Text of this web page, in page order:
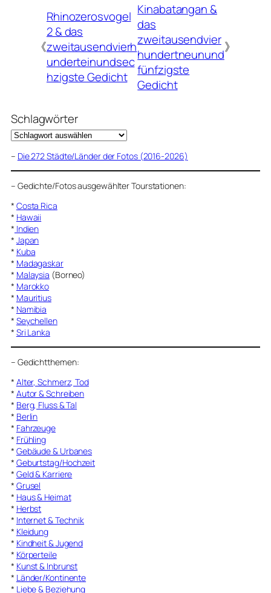
《
Rhinozerosvogel
2 & das
zweitausendvierh
underteinundsec
hzigste Gedicht
Kinabatangan &
das
zweitausendvier
hundertneunund
fünfzigste
Gedicht
》
Schlagwörter
– Die 272 Städte/Länder der Fotos (2016-2026)
– Gedichte/Fotos ausgewählter Tourstationen:
* Costa Rica
* Hawaii
* Indien
* Japan
* Kuba
* Madagaskar
* Malaysia (Borneo)
* Marokko
* Mauritius
* Namibia
* Seychellen
* Sri Lanka
– Gedichtthemen:
* Alter, Schmerz, Tod
* Autor & Schreiben
* Berg, Fluss & Tal
* Berlin
* Fahrzeuge
* Frühling
* Gebäude & Urbanes
* Geburtstag/Hochzeit
* Geld & Karriere
* Grusel
* Haus & Heimat
* Herbst
* Internet & Technik
* Kleidung
* Kindheit & Jugend
* Körperteile
* Kunst & Inbrunst
* Länder/Kontinente
* Liebe & Beziehung